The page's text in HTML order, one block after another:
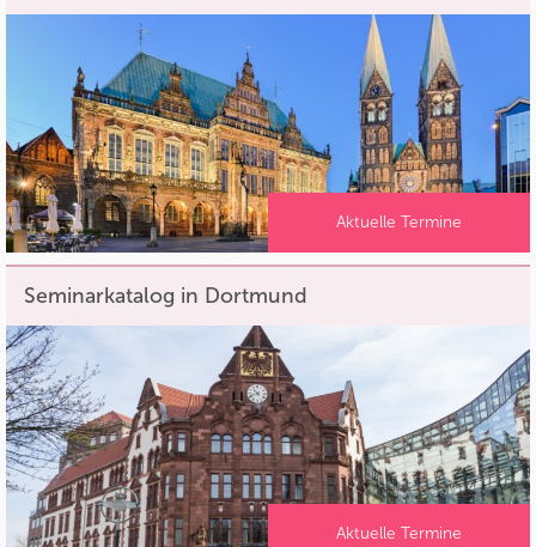
Aktuelle Termine
Seminarkatalog in Dortmund
Aktuelle Termine